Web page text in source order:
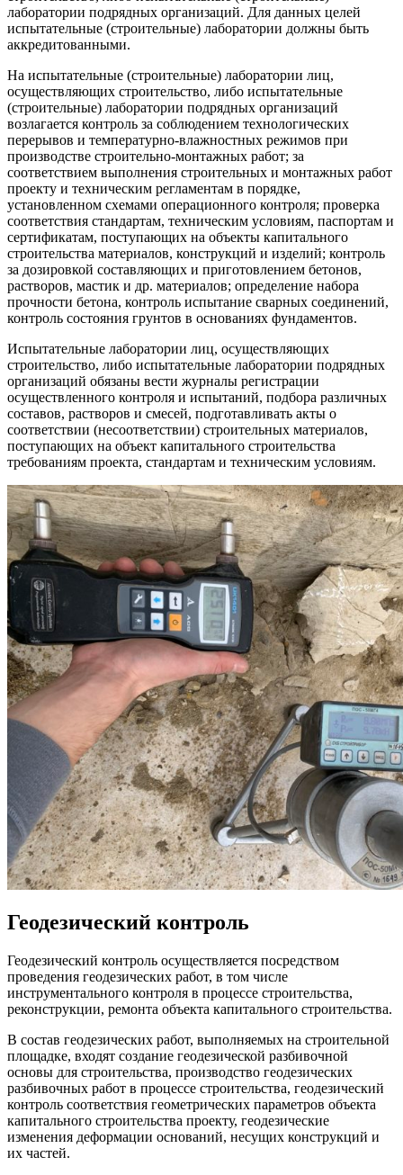
лаборатории подрядных организаций. Для данных целей
испытательные (строительные) лаборатории должны быть
аккредитованными.
На испытательные (строительные) лаборатории лиц,
осуществляющих строительство, либо испытательные
(строительные) лаборатории подрядных организаций
возлагается контроль за соблюдением технологических
перерывов и температурно-влажностных режимов при
производстве строительно-монтажных работ; за
соответствием выполнения строительных и монтажных работ
проекту и техническим регламентам в порядке,
установленном схемами операционного контроля; проверка
соответствия стандартам, техническим условиям, паспортам и
сертификатам, поступающих на объекты капитального
строительства материалов, конструкций и изделий; контроль
за дозировкой составляющих и приготовлением бетонов,
растворов, мастик и др. материалов; определение набора
прочности бетона, контроль испытание сварных соединений,
контроль состояния грунтов в основаниях фундаментов.
Испытательные лаборатории лиц, осуществляющих
строительство, либо испытательные лаборатории подрядных
организаций обязаны вести журналы регистрации
осуществленного контроля и испытаний, подбора различных
составов, растворов и смесей, подготавливать акты о
соответствии (несоответствии) строительных материалов,
поступающих на объект капитального строительства
требованиям проекта, стандартам и техническим условиям.
Геодезический контроль
Геодезический контроль осуществляется посредством
проведения геодезических работ, в том числе
инструментального контроля в процессе строительства,
реконструкции, ремонта объекта капитального строительства.
В состав геодезических работ, выполняемых на строительной
площадке, входят создание геодезической разбивочной
основы для строительства, производство геодезических
разбивочных работ в процессе строительства, геодезический
контроль соответствия геометрических параметров объекта
капитального строительства проекту, геодезические
изменения деформации оснований, несущих конструкций и
их частей.